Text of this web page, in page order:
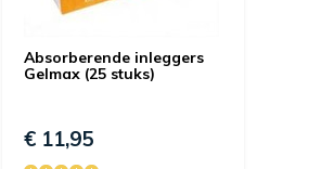
Absorberende inleggers
Gelmax (25 stuks)
€ 11,95